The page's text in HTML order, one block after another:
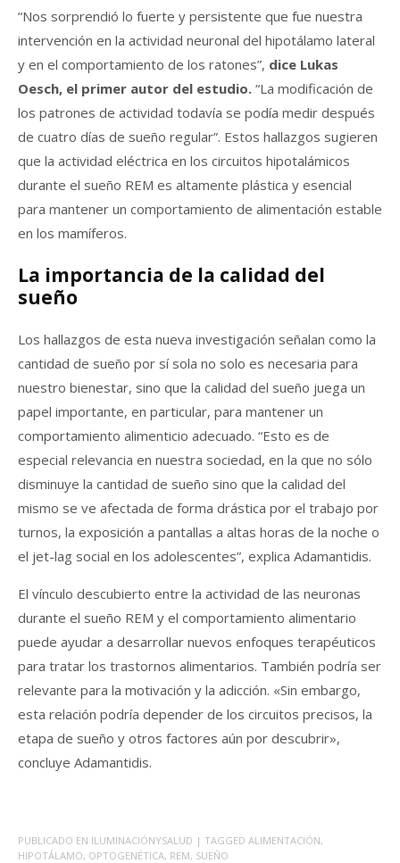
“Nos sorprendió lo fuerte y persistente que fue nuestra
intervención en la actividad neuronal del hipotálamo lateral
y en el comportamiento de los ratones”, dice Lukas
Oesch, el primer autor del estudio. “La modificación de
los patrones de actividad todavía se podía medir después
de cuatro días de sueño regular”. Estos hallazgos sugieren
que la actividad eléctrica en los circuitos hipotalámicos
durante el sueño REM es altamente plástica y esencial
para mantener un comportamiento de alimentación estable
en los mamíferos.
La importancia de la calidad del
sueño
Los hallazgos de esta nueva investigación señalan como la
cantidad de sueño por sí sola no solo es necesaria para
nuestro bienestar, sino que la calidad del sueño juega un
papel importante, en particular, para mantener un
comportamiento alimenticio adecuado. “Esto es de
especial relevancia en nuestra sociedad, en la que no sólo
disminuye la cantidad de sueño sino que la calidad del
mismo se ve afectada de forma drástica por el trabajo por
turnos, la exposición a pantallas a altas horas de la noche o
el jet-lag social en los adolescentes”, explica Adamantidis.
El vínculo descubierto entre la actividad de las neuronas
durante el sueño REM y el comportamiento alimentario
puede ayudar a desarrollar nuevos enfoques terapéuticos
para tratar los trastornos alimentarios. También podría ser
relevante para la motivación y la adicción. «Sin embargo,
esta relación podría depender de los circuitos precisos, la
etapa de sueño y otros factores aún por descubrir»,
concluye Adamantidis.
PUBLICADO EN ILUMINACIÓNYSALUD | TAGGED ALIMENTACIÓN,
HIPOTÁLAMO, OPTOGENÉTICA, REM, SUEÑO